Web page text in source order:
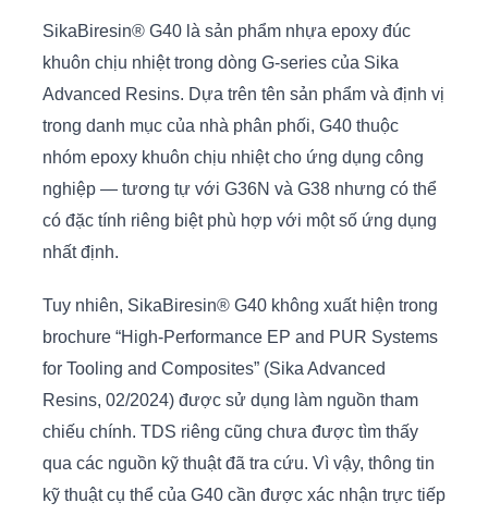
SikaBiresin® G40 là sản phẩm nhựa epoxy đúc
khuôn chịu nhiệt trong dòng G-series của Sika
Advanced Resins. Dựa trên tên sản phẩm và định vị
trong danh mục của nhà phân phối, G40 thuộc
nhóm epoxy khuôn chịu nhiệt cho ứng dụng công
nghiệp — tương tự với G36N và G38 nhưng có thể
có đặc tính riêng biệt phù hợp với một số ứng dụng
nhất định.
Tuy nhiên, SikaBiresin® G40 không xuất hiện trong
brochure “High-Performance EP and PUR Systems
for Tooling and Composites” (Sika Advanced
Resins, 02/2024) được sử dụng làm nguồn tham
chiếu chính. TDS riêng cũng chưa được tìm thấy
qua các nguồn kỹ thuật đã tra cứu. Vì vậy, thông tin
kỹ thuật cụ thể của G40 cần được xác nhận trực tiếp